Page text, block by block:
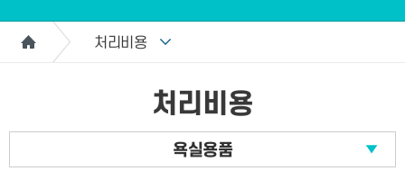
처리비용
처리비용
욕실용품